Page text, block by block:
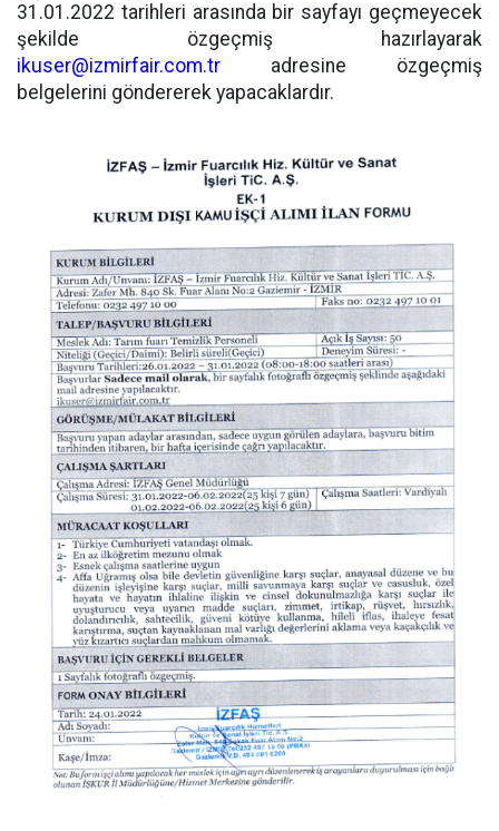
31.01.2022 tarihleri arasında bir sayfayı geçmeyecek
şekilde özgeçmiş hazırlayarak
ikuser@izmirfair.com.tr adresine özgeçmiş
belgelerini göndererek yapacaklardır.